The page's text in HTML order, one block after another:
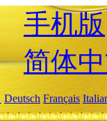
手机版
简体
Deutsch Français